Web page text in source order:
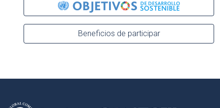
Beneficios de participar